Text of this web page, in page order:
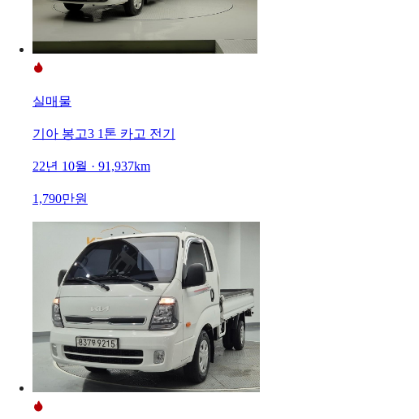
실매물
기아 봉고3 1톤 카고 전기
22년 10월 · 91,937km
1,790만원